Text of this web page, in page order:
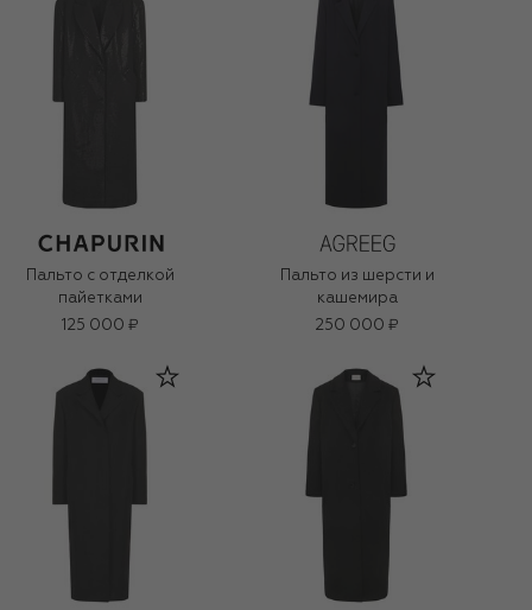
Пальто с отделкой
пайетками
125 000 ₽
Пальто из шерсти и
кашемира
250 000 ₽